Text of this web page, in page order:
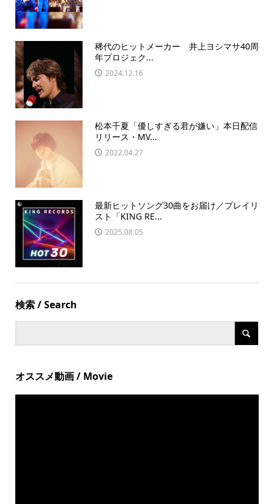
稀代のヒットメーカー 井上ヨシマサ40周
年プロジェク...
2024.12.16
松本千夏「優しすぎる君が嫌い」本日配信
リリース・MV...
2022.04.27
最新ヒットソング30曲をお届け／プレイリ
スト「KING RE...
2025.08.05
検索 / Search
オススメ動画 / Movie